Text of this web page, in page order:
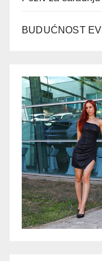
BUDUĆNOST